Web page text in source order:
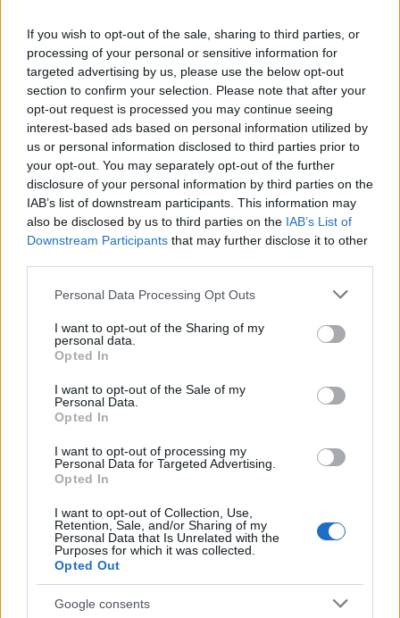
If you wish to opt-out of the sale, sharing to third parties, or
processing of your personal or sensitive information for
targeted advertising by us, please use the below opt-out
section to confirm your selection. Please note that after your
opt-out request is processed you may continue seeing
interest-based ads based on personal information utilized by
us or personal information disclosed to third parties prior to
your opt-out. You may separately opt-out of the further
disclosure of your personal information by third parties on the
IAB’s list of downstream participants. This information may
also be disclosed by us to third parties on the IAB’s List of
Downstream Participants that may further disclose it to other
Please note that this website/app uses one or more Google
not limited to your visit or usage behaviour. You may click to
grant or deny consent to Google and its third-party tags to
use your data for below specified purposes in below Google
consent section.
Personal Data Processing Opt Outs
I want to opt-out of the Sharing of my
personal data.
Opted In
I want to opt-out of the Sale of my
Personal Data.
Opted In
I want to opt-out of processing my
Personal Data for Targeted Advertising.
Opted In
I want to opt-out of Collection, Use,
Retention, Sale, and/or Sharing of my
Personal Data that Is Unrelated with the
Purposes for which it was collected.
Opted Out
Google consents
Κάνε κλικ και δες περισσότεροemakedonia.grστην
αναζήτηση τηςGoogle
Πρόσθεσέ το στηνGoogle
ΨΥΧΑΓΩΓΙΑ Ατύχημα Τηλεόραση